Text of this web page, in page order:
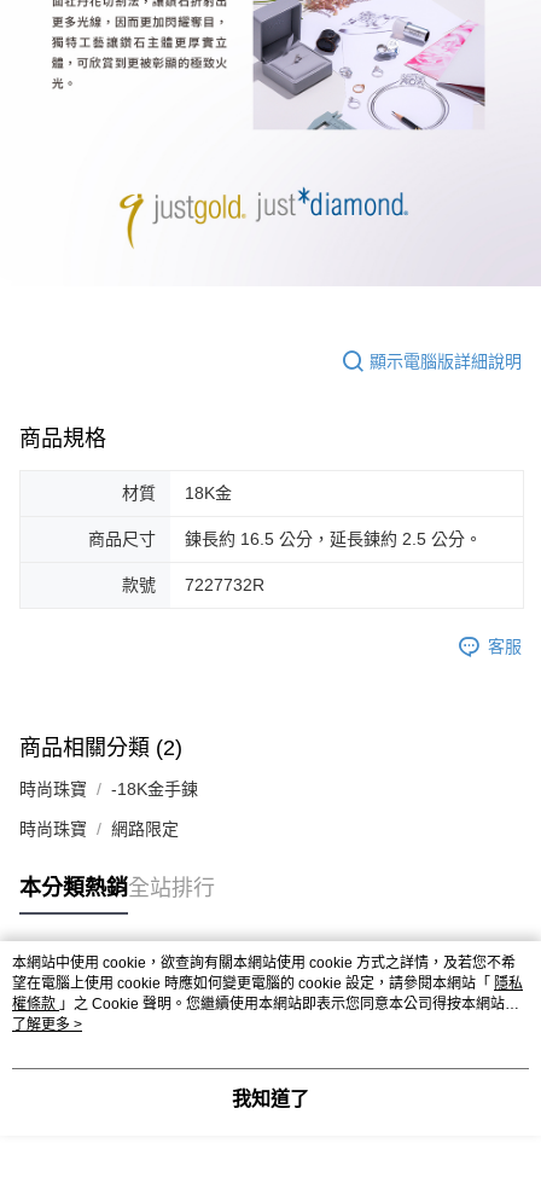
顯示電腦版詳細說明
商品規格
材質 18K金
商品尺寸 鍊長約 16.5 公分，延長鍊約 2.5 公分。
款號 7227732R
客服
商品相關分類 (2)
時尚珠寶 -18K金手鍊
時尚珠寶 網路限定
本分類熱銷全站排行
熱門標籤
本網站中使用 cookie，欲查詢有關本網站使用 cookie 方式之詳情，及若您不希
望在電腦上使用 cookie 時應如何變更電腦的 cookie 設定，請參閱本網站「 隱私
權條款 」之 Cookie 聲明。您繼續使用本網站即表示您同意本公司得按本網站使
用條款之 Cookie 聲明使用 cookie。
了解更多 >
我知道了